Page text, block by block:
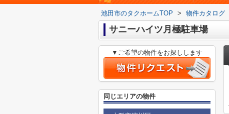
池田市のタクホームTOP > 物件カタログ
サニーハイツ月極駐車場
▼ご希望の物件をお探しします
同じエリアの物件